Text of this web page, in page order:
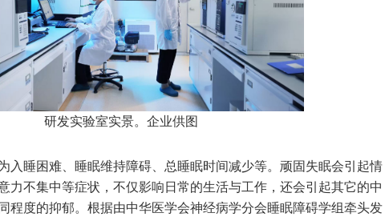
研发实验室实景。企业供图
入睡困难、睡眠维持障碍、总睡眠时间减少等。顽固失眠会引起情
力不集中等症状，不仅影响日常的生活与工作，还会引起其它的中
程度的抑郁。根据由中华医学会神经病学分会睡眠障碍学组牵头发